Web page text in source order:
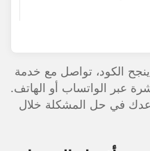
الكود، تواصل مع خدمة
عبر الواتساب أو الهاتف.
في حل المشكلة خلال